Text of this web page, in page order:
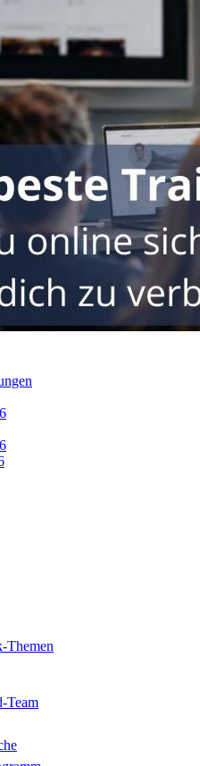
Themen
Team